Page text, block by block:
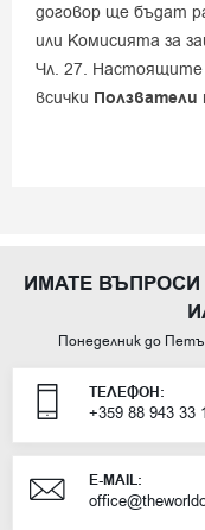
договор ще бъдат
или Комисията за
Чл. 27. Настоящите
всички Ползватели
ИМАТЕ
Понеделник до
ТЕЛЕФОН:
+359 88 943 33
E-MAIL: